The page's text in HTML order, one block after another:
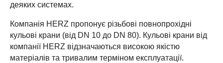
деяких системах.
Компанія HERZ пропонує різьбові повнопрохідні
кульові крани (від DN 10 до DN 80). Кульові крани від
компанії HERZ відзначаються високою якістю
матеріалів та тривалим терміном експлуатації.